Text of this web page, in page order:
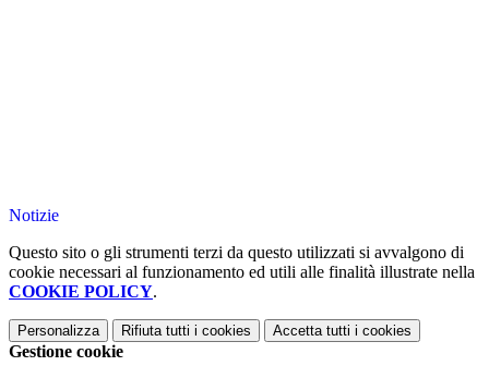
Notizie
Questo sito o gli strumenti terzi da questo utilizzati si avvalgono di
cookie necessari al funzionamento ed utili alle finalità illustrate nella
COOKIE POLICY.
Personalizza Rifiuta tutti i cookies Accetta tutti i cookies
Gestione cookie